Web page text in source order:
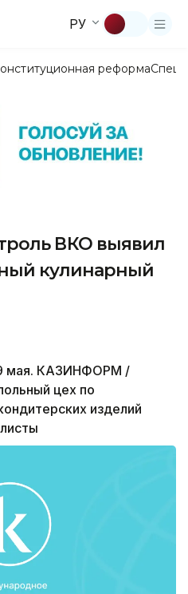
РУ
реформа
ВКО выявил
кулинарный
мая. КАЗИНФОРМ /
цех по
изделий